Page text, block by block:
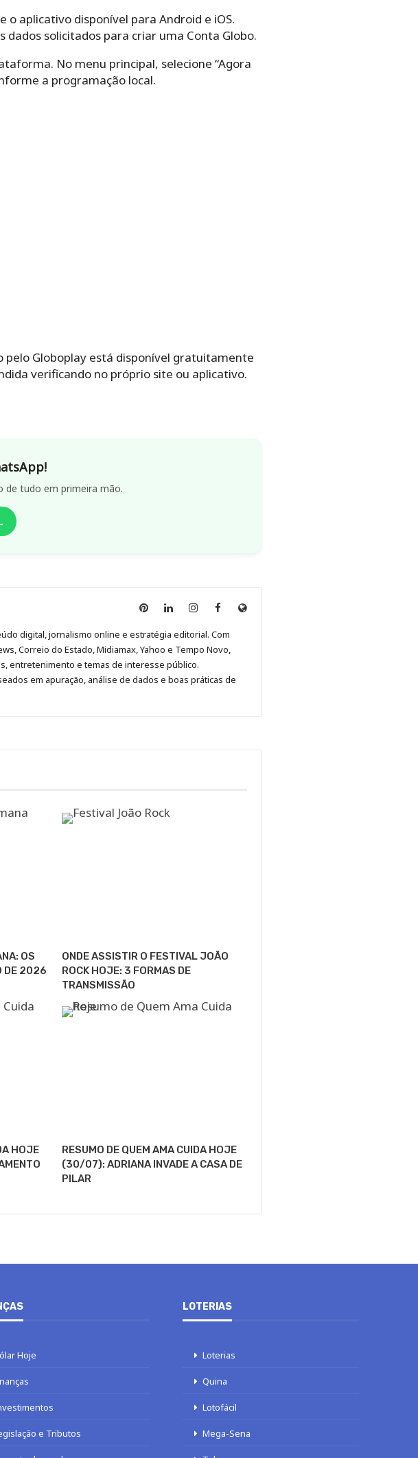
o aplicativo disponível para Android e iOS.
dados solicitados para criar uma Conta Globo.
No menu principal, selecione “Agora
a programação local.
pelo Globoplay está disponível gratuitamente
verificando no próprio site ou aplicativo.
de tudo em primeira mão.
Anny
no
Pinterest
Anny
no
LinkedIn
Anny
no
Instagram
Anny
no
Facebook
Site
digital, jornalismo online e estratégia editorial. Com
Correio do Estado, Midiamax, Yahoo e Tempo Novo,
entretenimento e temas de interesse público.
em apuração, análise de dados e boas práticas de
OS
DE 2026
ONDE ASSISTIR O FESTIVAL JOÃO
ROCK HOJE: 3 FORMAS DE
TRANSMISSÃO
HOJE
RESUMO DE QUEM AMA CUIDA HOJE
(30/07): ADRIANA INVADE A CASA DE
PILAR
Hoje
e Tributos
LOTERIAS
Loterias
Quina
Lotofácil
Mega-Sena